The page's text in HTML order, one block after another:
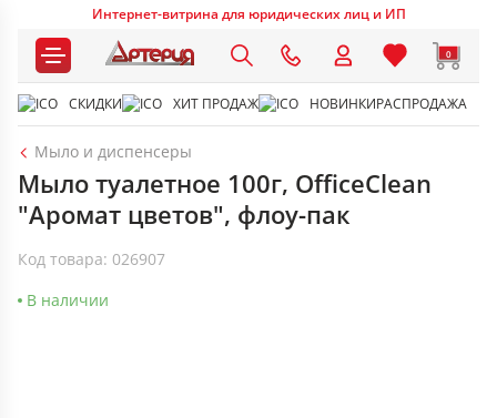
Интернет-витрина для юридических лиц и ИП
0
СКИДКИ ХИТ ПРОДАЖ НОВИНКИРАСПРОДАЖА
Мыло и диспенсеры
Мыло туалетное 100г, OfficeClean
"Аромат цветов", флоу-пак
Код товара: 026907
В наличии